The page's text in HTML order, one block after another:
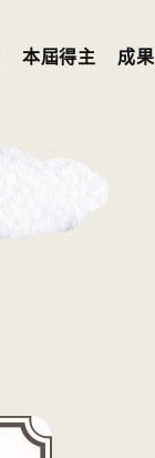
本屆得主 成